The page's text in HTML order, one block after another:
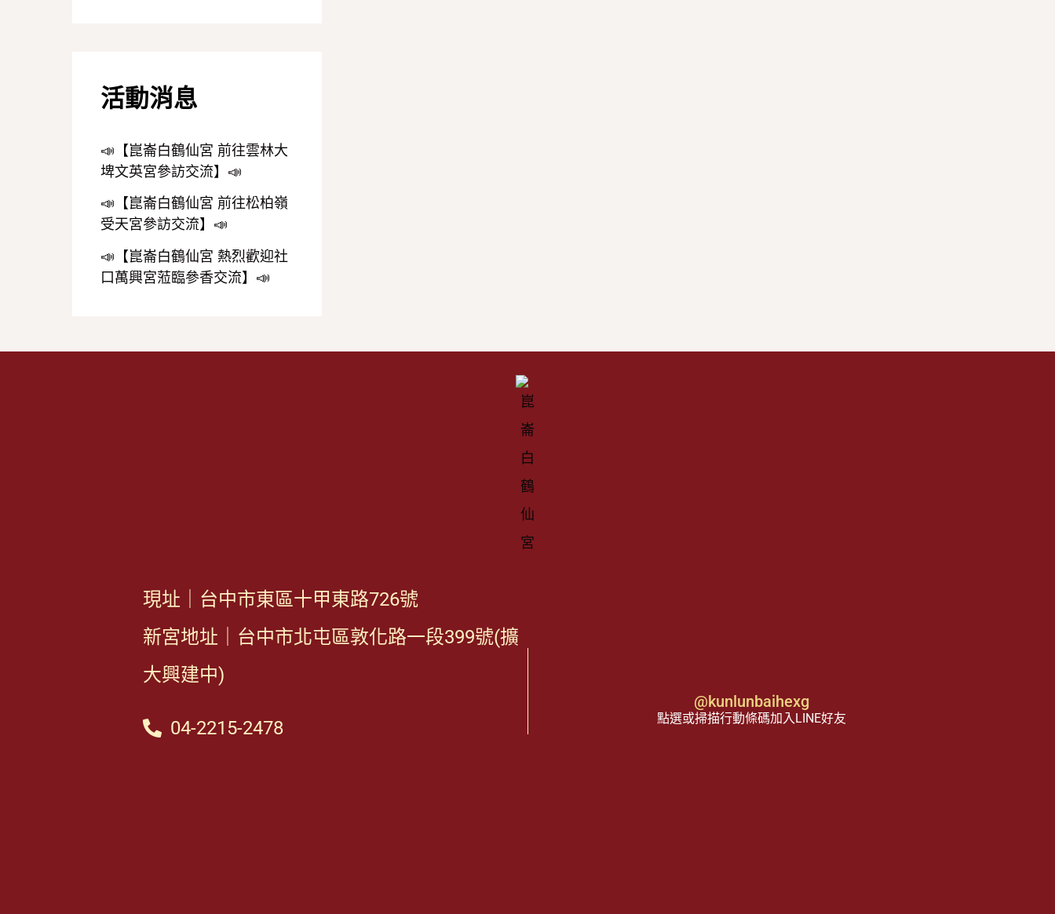
活動消息
📣【崑崙白鶴仙宮 前往雲林大
埤文英宮參訪交流】📣
📣【崑崙白鶴仙宮 前往松柏嶺
受天宮參訪交流】📣
📣【崑崙白鶴仙宮 熱烈歡迎社
口萬興宮蒞臨參香交流】📣
現址｜台中市東區十甲東路726號
新宮地址｜台中市北屯區敦化路一段399號(擴
大興建中)
04-2215-2478
@kunlunbaihexg
點選或掃描行動條碼加入LINE好友